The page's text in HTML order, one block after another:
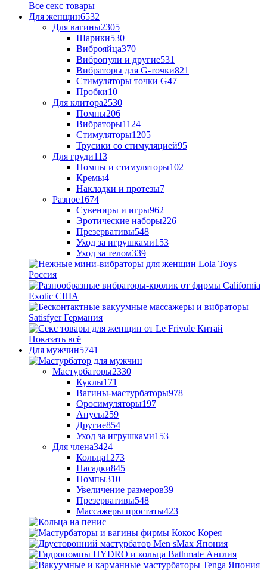
Все секс товары
Для женщин6532
Для вагины2305
Шарики530
Виброяйца370
Вибропули и другие531
Вибраторы для G-точки821
Стимуляторы точки G47
Пробки10
Для клитора2530
Помпы206
Вибраторы1124
Стимуляторы1205
Трусики со стимуляцией95
Для груди113
Помпы и стимуляторы102
Кремы4
Накладки и протезы7
Разное1674
Сувениры и игры962
Эротические наборы226
Презервативы548
Уход за игрушками153
Уход за телом339
Показать всё
Для мужчин5741
Мастурбаторы2330
Куклы171
Вагины-мастурбаторы978
Оросимуляторы197
Анусы259
Другие854
Уход за игрушками153
Для члена3424
Кольца1273
Насадки845
Помпы310
Увеличение размеров39
Презервативы548
Массажеры простаты423